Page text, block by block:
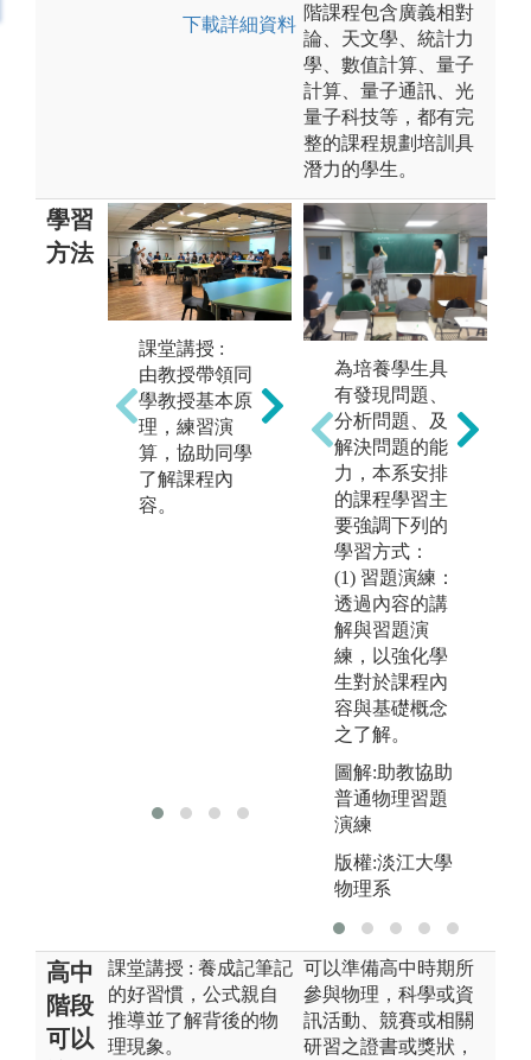
下載詳細資料
階課程包含廣義相對
論、天文學、統計力
學、數值計算、量子
計算、量子通訊、光
量子科技等，都有完
整的課程規劃培訓具
潛力的學生。
學習
方法
課堂講授 :
由教授帶領同
學教授基本原
理，練習演
算，協助同學
了解課程內
容。
專題研究 :
藉由參與教師
的專門領域研
究，讓同學有
機會進行物理
主題探討。
圖解:2023中原
大學物理系專
題論文競賽
為培養學生具
有發現問題、
分析問題、及
解決問題的能
力，本系安排
的課程學習主
要強調下列的
學習方式：
(1) 習題演練：
透過內容的講
解與習題演
練，以強化學
生對於課程內
容與基礎概念
之了解。
圖解:助教協助
普通物理習題
演練
版權:淡江大學
物理系
高中
階段
可以
課堂講授 : 養成記筆記
的好習慣，公式親自
推導並了解背後的物
理現象。
可以準備高中時期所
參與物理，科學或資
訊活動、競賽或相關
研習之證書或獎狀，